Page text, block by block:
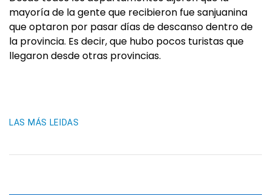
mayoría de la gente que recibieron fue sanjuanina
que optaron por pasar días de descanso dentro de
la provincia. Es decir, que hubo pocos turistas que
llegaron desde otras provincias.
LAS MÁS LEIDAS